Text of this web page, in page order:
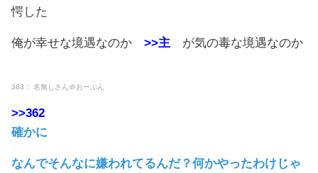
愕した
俺が幸せな境遇なのか >>主 が気の毒な境遇なのか
363： 名無しさん＠おーぷん
>>362
確かに
なんでそんなに嫌われてるんだ？何かやったわけじゃ